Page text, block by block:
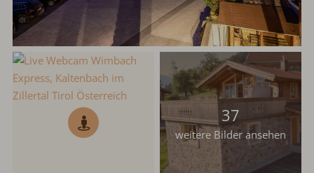
37
weitere Bilder ansehen